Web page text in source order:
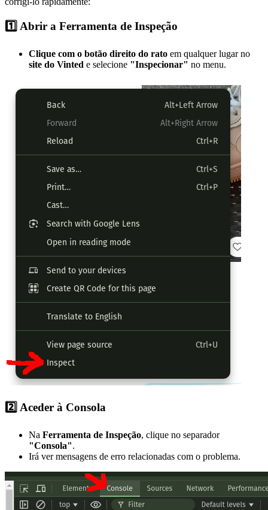
1️⃣ Abrir a Ferramenta de Inspeção
Clique com o botão direito do rato em qualquer lugar no
site do Vinted e selecione "Inspecionar" no menu.
2️⃣ Aceder à Consola
Na Ferramenta de Inspeção, clique no separador
"Consola".
Irá ver mensagens de erro relacionadas com o problema.